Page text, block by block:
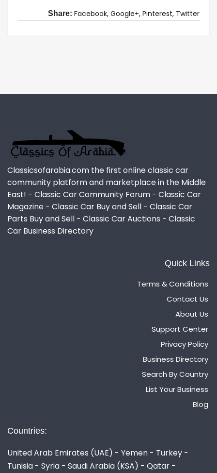
Share: Facebook, Google+, Pinterest, Twitter
Classicsofarabia.com the first online classic car
community platform and marketplace in the Middle
East! - Classic Car Community Forum - Classic Car
Magazine - Classic Car Buy and Sell - Classic Car
Parts Buy and Sell - Classic Car Auctions - Classic
Car Business Directory
Quick Links
Terms & Conditions
Contact Us
About Us
Support Center
Privacy Policy
Business Directory
Search By Country
List Your Business
Blog
Countries:
United Arab Emirates (UAE) - Yemen - Turkey -
Tunisia - Syria - Saudi Arabia (KSA) - Qatar -